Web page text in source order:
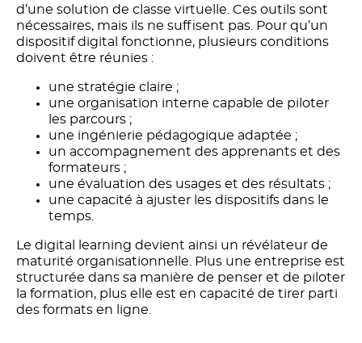
d’une solution de classe virtuelle. Ces outils sont
nécessaires, mais ils ne suffisent pas. Pour qu’un
dispositif digital fonctionne, plusieurs conditions
doivent être réunies :
une stratégie claire ;
une organisation interne capable de piloter
les parcours ;
une ingénierie pédagogique adaptée ;
un accompagnement des apprenants et des
formateurs ;
une évaluation des usages et des résultats ;
une capacité à ajuster les dispositifs dans le
temps.
Le digital learning devient ainsi un révélateur de
maturité organisationnelle. Plus une entreprise est
structurée dans sa manière de penser et de piloter
la formation, plus elle est en capacité de tirer parti
des formats en ligne.